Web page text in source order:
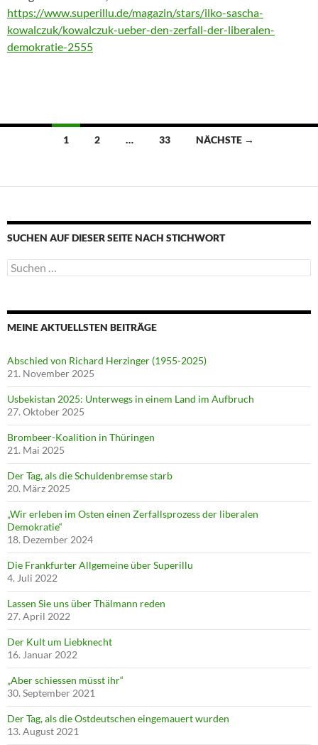
https://www.superillu.de/magazin/stars/ilko-sascha-
kowalczuk/kowalczuk-ueber-den-zerfall-der-liberalen-
demokratie-2555
Beitragsnavigation
1 2 … 33 NÄCHSTE →
SUCHEN AUF DIESER SEITE NACH STICHWORT
Suche
nach:
MEINE AKTUELLSTEN BEITRÄGE
Abschied von Richard Herzinger (1955-2025)
21. November 2025
Usbekistan 2025: Unterwegs in einem Land im Aufbruch
27. Oktober 2025
Brombeer-Koalition in Thüringen
21. Mai 2025
Der Tag, als die Schuldenbremse starb
20. März 2025
„Wir erleben im Osten einen Zerfallsprozess der liberalen
Demokratie“
18. Dezember 2024
Die Frankfurter Allgemeine über Superillu
4. Juli 2022
Lassen Sie uns über Thälmann reden
27. April 2022
Der Kult um Liebknecht
16. Januar 2022
„Aber schiessen müsst ihr“
30. September 2021
Der Tag, als die Ostdeutschen eingemauert wurden
13. August 2021